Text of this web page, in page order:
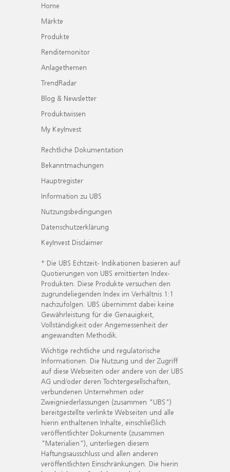
Home
Märkte
Produkte
Renditemonitor
Anlagethemen
TrendRadar
Blog & Newsletter
Produktwissen
My KeyInvest
Rechtliche Dokumentation
Bekanntmachungen
Hauptregister
Information zu UBS
Nutzungsbedingungen
Datenschutzerklärung
KeyInvest Disclaimer
* Die UBS Echtzeit- Indikationen basieren auf
Quotierungen von UBS emittierten Index-
Produkten. Diese Produkte versuchen den
zugrundeliegenden Index im Verhältnis 1:1
nachzufolgen. UBS übernimmt dabei keine
Gewährleistung für die Genauigkeit,
Vollständigkeit oder Angemessenheit der
angewandten Methodik.
Wichtige rechtliche und regulatorische
Informationen. Die Nutzung und der Zugriff
auf diese Webseiten oder andere von der UBS
AG und/oder deren Tochtergesellschaften,
verbundenen Unternehmen oder
Zweigniederlassungen (zusammen "UBS")
bereitgestellte verlinkte Webseiten und alle
hierin enthaltenen Inhalte, einschließlich
veröffentlichter Dokumente (zusammen
"Materialien"), unterliegen diesem
Haftungsausschluss und allen anderen
veröffentlichten Einschränkungen. Die hierin